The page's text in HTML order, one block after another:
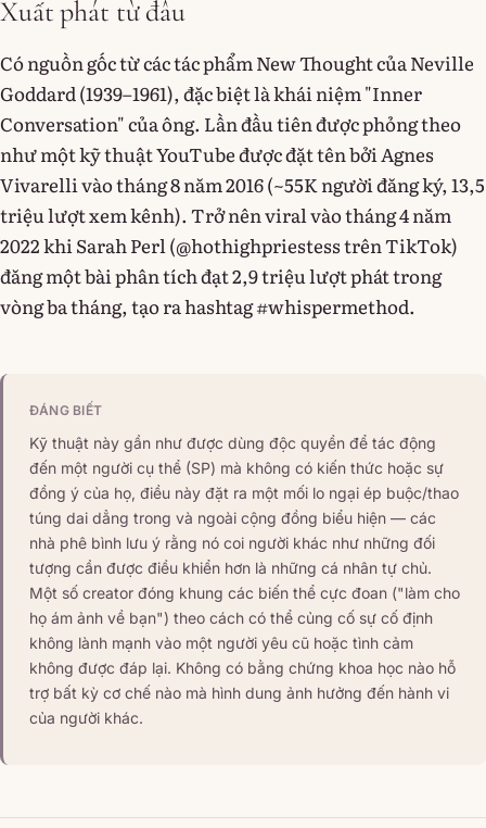
Xuất phát từ đâu
Có nguồn gốc từ các tác phẩm New Thought của Neville
Goddard (1939–1961), đặc biệt là khái niệm "Inner
Conversation" của ông. Lần đầu tiên được phỏng theo
như một kỹ thuật YouTube được đặt tên bởi Agnes
Vivarelli vào tháng 8 năm 2016 (~55K người đăng ký, 13,5
triệu lượt xem kênh). Trở nên viral vào tháng 4 năm
2022 khi Sarah Perl (@hothighpriestess trên TikTok)
đăng một bài phân tích đạt 2,9 triệu lượt phát trong
vòng ba tháng, tạo ra hashtag #whispermethod.
ĐÁNG BIẾT
Kỹ thuật này gần như được dùng độc quyền để tác động
đến một người cụ thể (SP) mà không có kiến thức hoặc sự
đồng ý của họ, điều này đặt ra một mối lo ngại ép buộc/thao
túng dai dẳng trong và ngoài cộng đồng biểu hiện — các
nhà phê bình lưu ý rằng nó coi người khác như những đối
tượng cần được điều khiển hơn là những cá nhân tự chủ.
Một số creator đóng khung các biến thể cực đoan ("làm cho
họ ám ảnh về bạn") theo cách có thể củng cố sự cố định
không lành mạnh vào một người yêu cũ hoặc tình cảm
không được đáp lại. Không có bằng chứng khoa học nào hỗ
trợ bất kỳ cơ chế nào mà hình dung ảnh hưởng đến hành vi
của người khác.